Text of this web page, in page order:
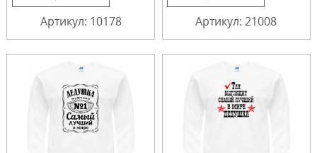
Артикул: 10178 Артикул: 21008